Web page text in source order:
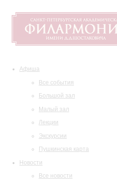
Афиша
Все события
Большой зал
Малый зал
Лекции
Экскурсии
Пушкинская карта
Новости
Все новости